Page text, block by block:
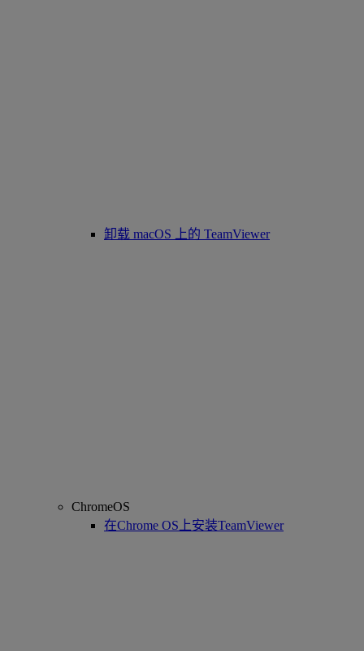
卸载 macOS 上的 TeamViewer
ChromeOS
在Chrome OS上安装TeamViewer